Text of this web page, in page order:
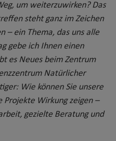
um weiterzuwirken? Das
steht ganz im Zeichen
– ein Thema, das uns alle
gebe ich Ihnen einen
es Neues beim Zentrum
Natürlicher
Wie können Sie unsere
Projekte Wirkung zeigen –
gezielte Beratung und